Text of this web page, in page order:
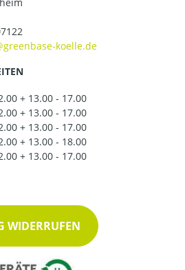
+ 13.00 - 17.00
+ 13.00 - 17.00
+ 13.00 - 17.00
+ 13.00 - 18.00
+ 13.00 - 17.00
WIDERRUFEN